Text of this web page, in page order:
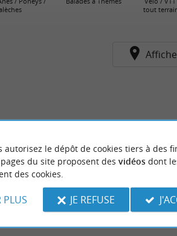
tout
autorisez le dépôt de cookies tiers à des
du site proposent des vidéosdont
des cookies.
PLUS JE REFUSE